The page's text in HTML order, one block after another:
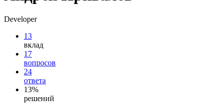
Developer
13
вклад
17
вопросов
24
ответа
13%
решений